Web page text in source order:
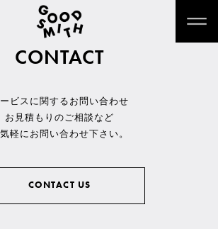
CONTACT
ビスに関するお問い合わせ
お見積もりのご相談など
軽にお問い合わせ下さい。
CONTACT US